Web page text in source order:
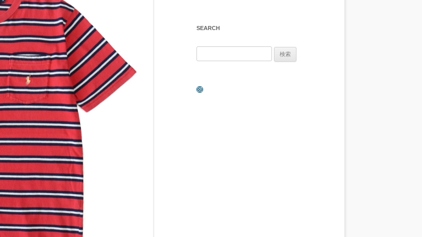
SEARCH
Instagram